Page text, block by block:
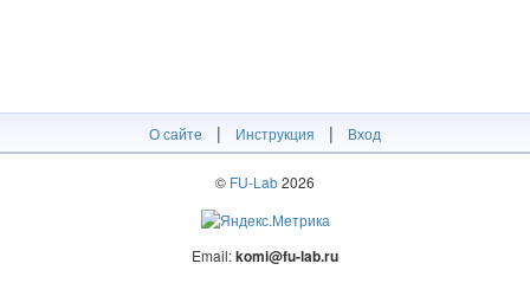
О сайте | Инструкция | Вход
© FU-Lab2026
Email:komi@fu-lab.ru